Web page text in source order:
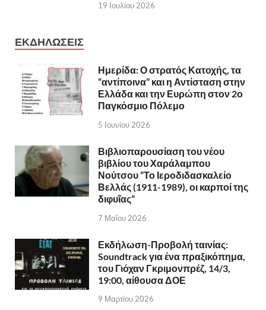
19 Ιουλίου 2026
ΕΚΔΗΛΩΣΕΙΣ
Ημερίδα: Ο στρατός Κατοχής, τα
“αντίποινα” και η Αντίσταση στην
Ελλάδα και την Ευρώπη στον 2ο
Παγκόσμιο Πόλεμο
5 Ιουνίου 2026
Βιβλιοπαρουσίαση του νέου
βιβλίου του Χαράλαμπου
Νούτσου “Το Ιεροδιδασκαλείο
Βελλάς (1911-1989), οι καρποί της
διφυΐας”
7 Μαΐου 2026
Εκδήλωση-Προβολή ταινίας:
Soundtrack για ένα πραξικόπημα,
του Γιόχαν Γκριμονπρέζ, 14/3,
19:00, αίθουσα ΔΟΕ
9 Μαρτίου 2026